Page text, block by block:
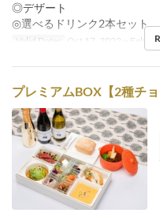
◎デザート
◎選べるドリンク2本セット
Valid Dates Oct 17, 2022 ~ Feb
プレミアムBOX【2種チ